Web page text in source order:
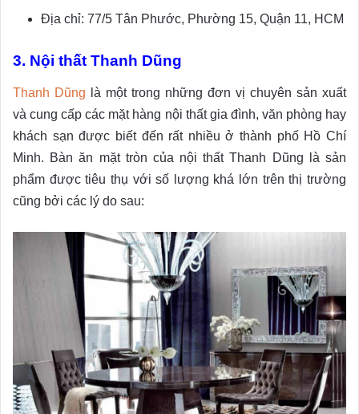
Địa chỉ: 77/5 Tân Phước, Phường 15, Quận 11, HCM
3. Nội thất Thanh Dũng
Thanh Dũng là một trong những đơn vị chuyên sản xuất
và cung cấp các mặt hàng nội thất gia đình, văn phòng hay
khách sạn được biết đến rất nhiều ở thành phố Hồ Chí
Minh. Bàn ăn mặt tròn của nội thất Thanh Dũng là sản
phẩm được tiêu thụ với số lượng khá lớn trên thị trường
cũng bởi các lý do sau: